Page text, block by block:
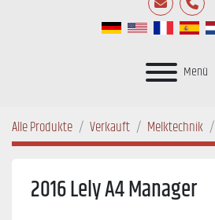
E-Mail Telefon
Menü
Alle Produkte Verkauft Melktechnik
2016 Lely A4 Manager